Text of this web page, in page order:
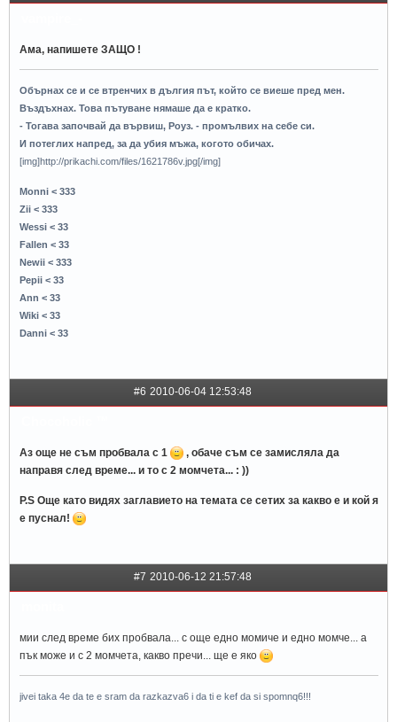
Ама, напишете ЗАЩО !
Обърнах се и се втренчих в дългия път, който се виеше пред мен.
Въздъхнах. Това пътуване нямаше да е кратко.
- Тогава започвай да вървиш, Роуз. - промълвих на себе си.
И потеглих напред, за да убия мъжа, когото обичах.
[img]http://prikachi.com/files/1621786v.jpg[/img]
Monni < 333
Zii < 333
Wessi < 33
Fallen < 33
Newii < 333
Pepii < 33
Ann < 33
Wiki < 33
Danni < 33
#6 2010-06-04 12:53:48
Аз още не съм пробвала с 1
, обаче съм се замисляла да
направя след време... и то с 2 момчета... : ))
P.S Още като видях заглавието на темата се сетих за какво е и кой я
е пуснал!
#7 2010-06-12 21:57:48
мии след време бих пробвала... с още едно момиче и едно момче... а
пък може и с 2 момчета, какво пречи... ще е яко
jivei taka 4e da te e sram da razkazva6 i da ti e kef da si spomnq6!!!